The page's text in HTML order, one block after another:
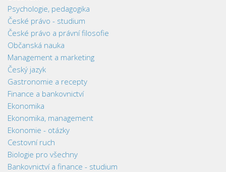
Psychologie, pedagogika
České právo - studium
České právo a právní filosofie
Občanská nauka
Management a marketing
Český jazyk
Gastronomie a recepty
Finance a bankovnictví
Ekonomika
Ekonomika, management
Ekonomie - otázky
Cestovní ruch
Biologie pro všechny
Bankovnictví a finance - studium